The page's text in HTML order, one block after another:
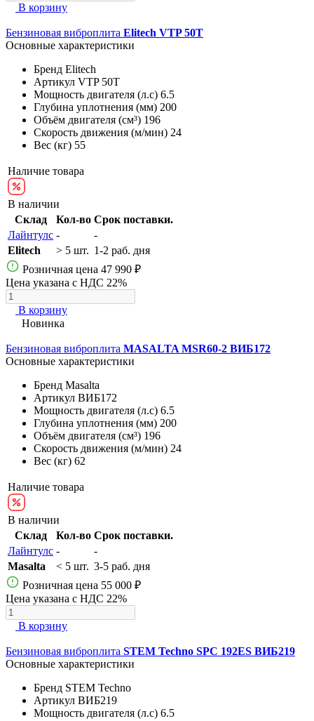
В корзину
Бензиновая виброплита Elitech VTP 50T
Основные характеристики
Бренд Elitech
Артикул VTP 50T
Мощность двигателя (л.с) 6.5
Глубина уплотнения (мм) 200
Объём двигателя (см³) 196
Скорость движения (м/мин) 24
Вес (кг) 55
Наличие товара
В наличии
Склад
Кол-во Срок поставки.
Лайнтулс -
-
Elitech
> 5 шт. 1-2 раб. дня
Розничная цена 47 990 ₽
Цена указана с НДС 22%
В корзину
Новинка
Бензиновая виброплита MASALTA MSR60-2 ВИБ172
Основные характеристики
Бренд Masalta
Артикул ВИБ172
Мощность двигателя (л.с) 6.5
Глубина уплотнения (мм) 200
Объём двигателя (см³) 196
Скорость движения (м/мин) 24
Вес (кг) 62
Наличие товара
В наличии
Склад
Кол-во Срок поставки.
Лайнтулс -
-
Masalta
< 5 шт. 3-5 раб. дня
Розничная цена 55 000 ₽
Цена указана с НДС 22%
В корзину
Бензиновая виброплита STEM Techno SPC 192ES ВИБ219
Основные характеристики
Бренд STEM Techno
Артикул ВИБ219
Мощность двигателя (л.с) 6.5